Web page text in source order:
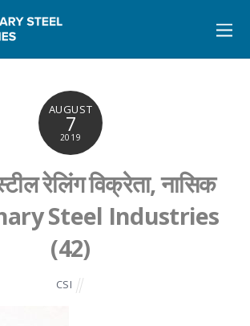
AUGUST
7
2019
रेलिंग विक्रेता, नासिक
Steel Industries
(42)
CSI